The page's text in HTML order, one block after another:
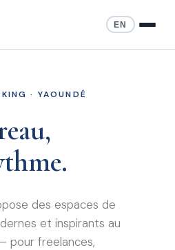
EN
· YAOUNDÉ
des espaces de
et inspirants au
pour freelances,